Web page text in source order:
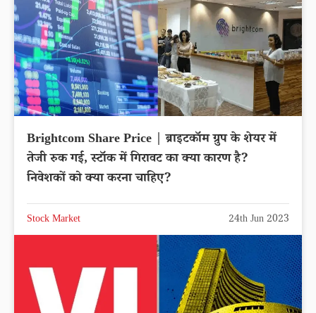
Brightcom Share Price | ब्राइटकॉम ग्रुप के शेयर में
तेजी रुक गई, स्टॉक में गिरावट का क्या कारण है?
निवेशकों को क्या करना चाहिए?
Stock Market 24th Jun 2023